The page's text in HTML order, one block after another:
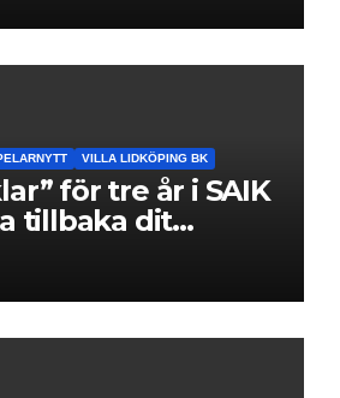
VILLA LIDKÖPING BK
för tre år i SAIK
tillbaka dit
hemma”